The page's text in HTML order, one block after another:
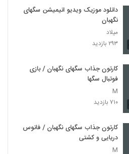
دانلود موزیک ویدیو انیمیشن سگهای
نگهبان
میلاد
۲۹۳ بازدید
کارتون جذاب سگهای نگهبان / بازی
فوتبال سگها
M
۷۱۰ بازدید
کارتون جذاب سگهای نگهبان / فانوس
دریایی و کشتی
M